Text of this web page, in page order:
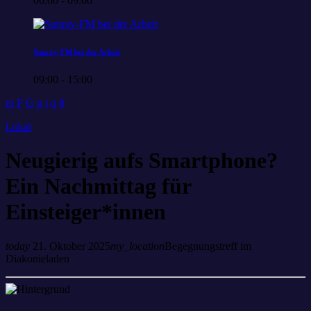
Sunray-FM bei der Arbeit
09:00 - 15:00
Lokal
Neugierig aufs Smartphone?
Ein Nachmittag für
Einsteiger*innen
today 21. Oktober 2025my_locationBegegnungstreff im
Diakonieladen